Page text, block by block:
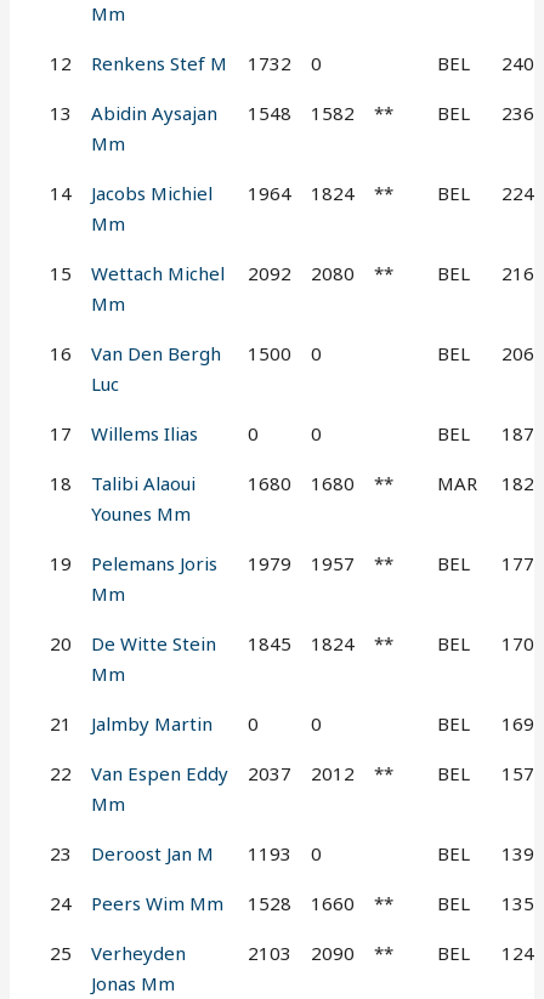
Mm
12 Renkens Stef M 1732 0 BEL 240
13
Abidin Aysajan
Mm
1548 1582 ** BEL 236
14
Jacobs Michiel
Mm
1964 1824 ** BEL 224
15
Wettach Michel
Mm
2092 2080 ** BEL 216
16
Van Den Bergh
Luc
1500 0 BEL 206
17 Willems Ilias 0 0 BEL 187
18
Talibi Alaoui
Younes Mm
1680 1680 ** MAR 182
19
Pelemans Joris
Mm
1979 1957 ** BEL 177
20
De Witte Stein
Mm
1845 1824 ** BEL 170
21 Jalmby Martin 0 0 BEL 169
22
Van Espen Eddy
Mm
2037 2012 ** BEL 157
23 Deroost Jan M 1193 0 BEL 139
24 Peers Wim Mm 1528 1660 ** BEL 135
25
Verheyden
Jonas Mm
2103 2090 ** BEL 124